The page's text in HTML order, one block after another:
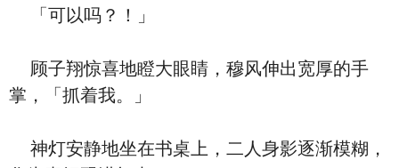
「可以吗？！」
顾子翔惊喜地瞪大眼睛，穆风伸出宽厚的手
掌，「抓着我。」
神灯安静地坐在书桌上，二人身影逐渐模糊，